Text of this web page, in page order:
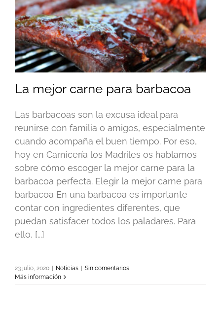
La mejor carne para barbacoa
Las barbacoas son la excusa ideal para
reunirse con familia o amigos, especialmente
cuando acompaña el buen tiempo. Por eso,
hoy en Carnicería los Madriles os hablamos
sobre cómo escoger la mejor carne para la
barbacoa perfecta. Elegir la mejor carne para
barbacoa En una barbacoa es importante
contar con ingredientes diferentes, que
puedan satisfacer todos los paladares. Para
ello, [...]
23 julio, 2020 Noticias
Sin comentarios
Más información